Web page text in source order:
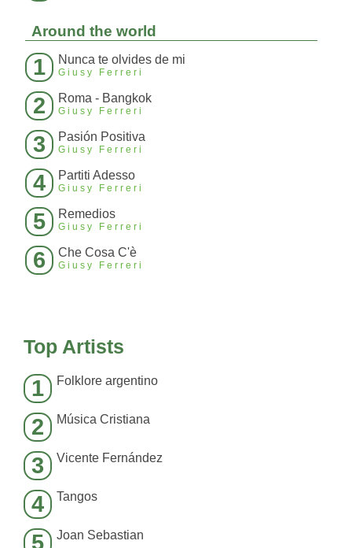
Around the world
1 Nunca te olvides de mi
Giusy Ferreri
2 Roma - Bangkok
Giusy Ferreri
3 Pasión Positiva
Giusy Ferreri
4 Partiti Adesso
Giusy Ferreri
5 Remedios
Giusy Ferreri
6 Che Cosa C'è
Giusy Ferreri
Top Artists
1 Folklore argentino
2 Música Cristiana
3 Vicente Fernández
4 Tangos
5 Joan Sebastian